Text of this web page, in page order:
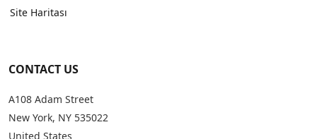
Site Haritası
CONTACT US
A108 Adam Street
New York, NY 535022
United States